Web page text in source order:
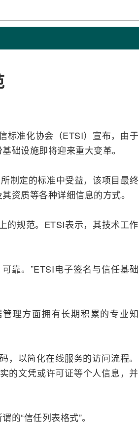
标准化协会（ETSI）宣布，由于
础设施即将迎来重大变革。
制定的标准中受益，该项目最终
资质等各种详细信息的方式。
的规范。ETSI表示，其技术工作
靠。”ETSI电子签名与信任基础
理方面拥有长期积累的专业知
以简化在线服务的访问流程。
的文凭或许可证等个人信息，并
的“信任列表格式”。